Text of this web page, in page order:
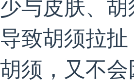
致胡须拉
须，又不